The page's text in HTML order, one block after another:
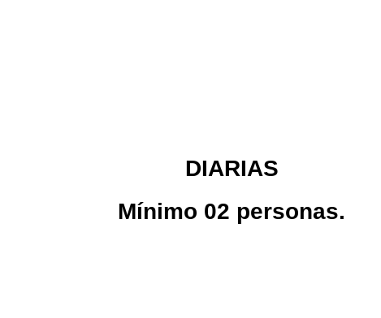
DIARIAS
Mínimo 02 personas.